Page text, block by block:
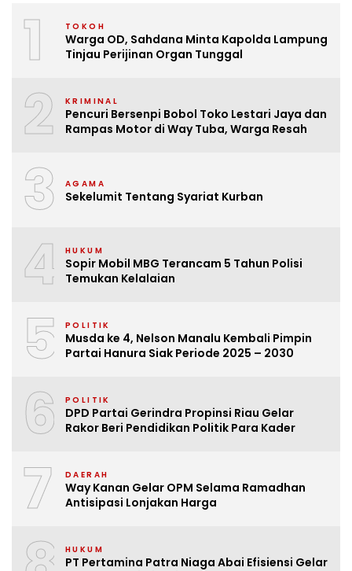
1 TOKOH
Warga OD, Sahdana Minta Kapolda Lampung
Tinjau Perijinan Organ Tunggal
2 KRIMINAL
Pencuri Bersenpi Bobol Toko Lestari Jaya dan
Rampas Motor di Way Tuba, Warga Resah
3 AGAMA
Sekelumit Tentang Syariat Kurban
4 HUKUM
Sopir Mobil MBG Terancam 5 Tahun Polisi
Temukan Kelalaian
5 POLITIK
Musda ke 4, Nelson Manalu Kembali Pimpin
Partai Hanura Siak Periode 2025 – 2030
6 POLITIK
DPD Partai Gerindra Propinsi Riau Gelar
Rakor Beri Pendidikan Politik Para Kader
7 DAERAH
Way Kanan Gelar OPM Selama Ramadhan
Antisipasi Lonjakan Harga
HUKUM
PT Pertamina Patra Niaga Abai Efisiensi Gelar